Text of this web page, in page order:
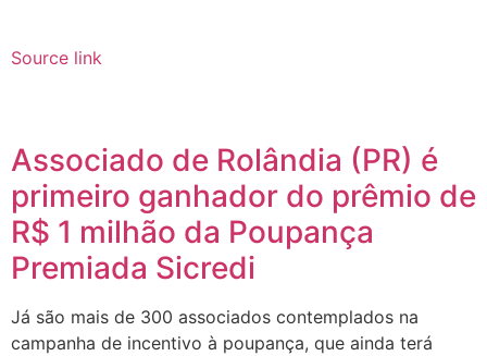
Source link
Associado de Rolândia (PR) é
primeiro ganhador do prêmio de
R$ 1 milhão da Poupança
Premiada Sicredi
Já são mais de 300 associados contemplados na
campanha de incentivo à poupança, que ainda terá